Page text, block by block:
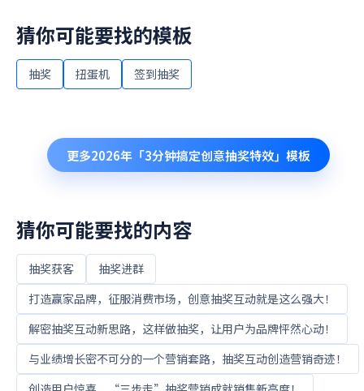
猜你可能要找的模板
抽奖 扭蛋机 签到抽奖
更多2026年「3分钟搞定创意抽奖特效」 模板
猜你可能要找的内容
抽奖获客
抽奖进群
打造赢家品牌，征服消费市场，创意抽奖互动就是这么强大！
解密抽奖互动新思路，这样做抽奖，让用户为品牌怦然心动！
与业绩增长密不可分的一个营销套路，抽奖互动创造营销奇迹！